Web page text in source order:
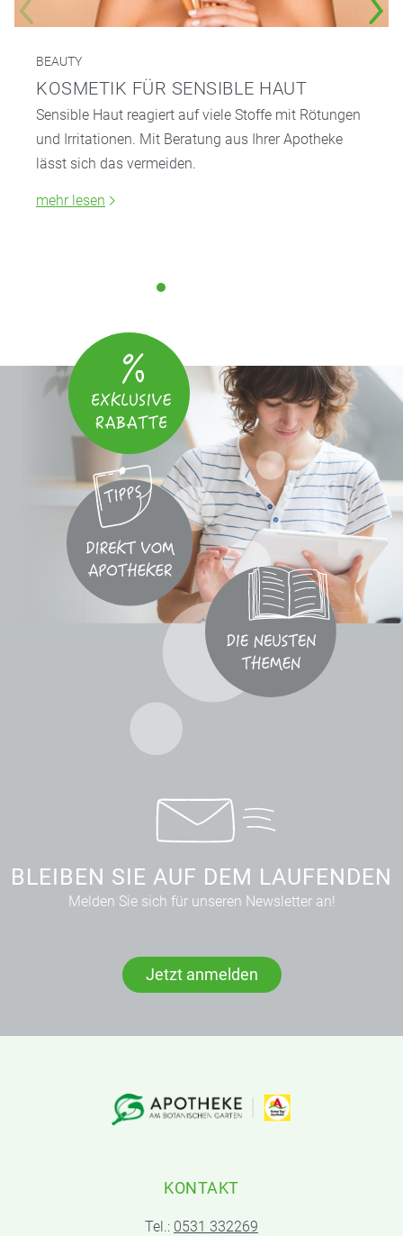
BEAUTY
KOSMETIK FÜR SENSIBLE HAUT
Sensible Haut reagiert auf viele Stoffe mit Rötungen
und Irritationen. Mit Beratung aus Ihrer Apotheke
lässt sich das vermeiden.
mehr lesen
BLEIBEN SIE AUF DEM LAUFENDEN
Melden Sie sich für unseren Newsletter an!
Jetzt anmelden
KONTAKT
Tel.: 0531 332269